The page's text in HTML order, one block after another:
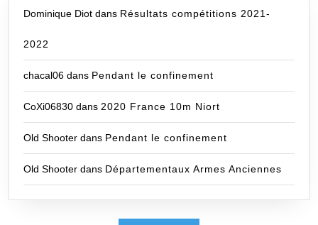
Dominique Diot dans Résultats compétitions 2021-
2022
chacal06 dans Pendant le confinement
CoXi06830 dans 2020 France 10m Niort
Old Shooter dans Pendant le confinement
Old Shooter dans Départementaux Armes Anciennes